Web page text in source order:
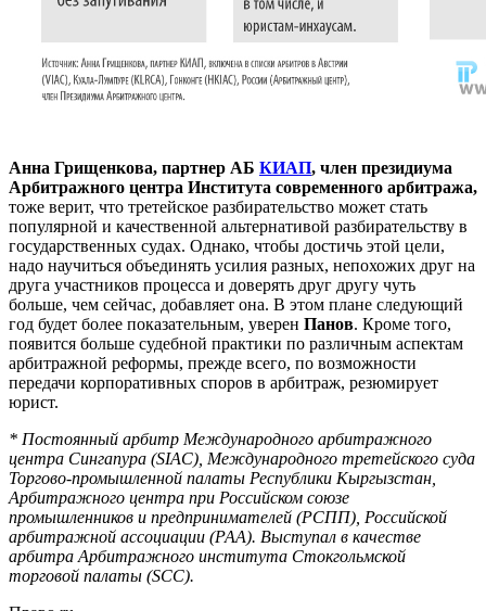
Анна Грищенкова, партнер АБ КИАП, член президиума
Арбитражного центра Института современного арбитража,
тоже верит, что третейское разбирательство может стать
популярной и качественной альтернативой разбирательству в
государственных судах. Однако, чтобы достичь этой цели,
надо научиться объединять усилия разных, непохожих друг на
друга участников процесса и доверять друг другу чуть
больше, чем сейчас, добавляет она. В этом плане следующий
год будет более показательным, уверен Панов. Кроме того,
появится больше судебной практики по различным аспектам
арбитражной реформы, прежде всего, по возможности
передачи корпоративных споров в арбитраж, резюмирует
юрист.
* Постоянный арбитр Международного арбитражного
центра Сингапура (SIAC), Международного третейского суда
Торгово-промышленной палаты Республики Кыргызстан,
Арбитражного центра при Российском союзе
промышленников и предпринимателей (РСПП), Российской
арбитражной ассоциации (РАА). Выступал в качестве
арбитра Арбитражного института Стокгольмской
торговой палаты (SCC).